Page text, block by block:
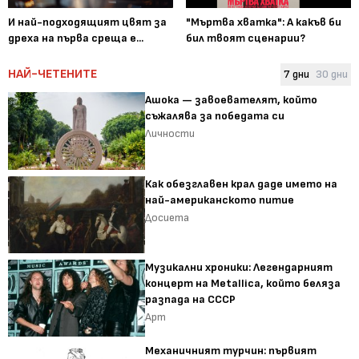
И най-подходящият цвят за
дреха на първа среща е...
"Мъртва хватка": А какъв би
бил твоят сценарии?
НАЙ-ЧЕТЕНИТЕ 7 дни 30 дни
Ашока — завоевателят, който
съжалява за победата си
Личности
Как обезглавен крал даде името на
най-американското питие
Досиета
Музикални хроники: Легендарният
концерт на Metallica, който беляза
разпада на СССР
Арт
Механичният турчин: първият